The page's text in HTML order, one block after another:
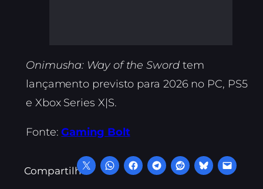
Onimusha: Way of the Swordtem
lançamento previsto para 2026 no PC, PS5
e Xbox Series X|S.
Fonte:Gaming Bolt
Compartilhe: